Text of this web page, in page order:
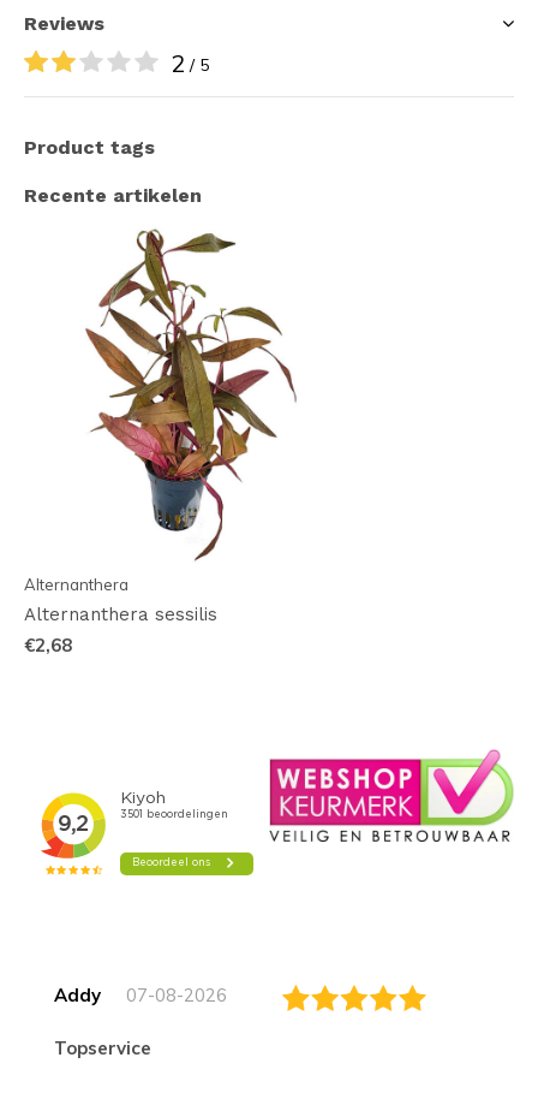
Reviews
2 / 5
Product tags
Recente artikelen
Alternanthera
Alternanthera sessilis
€2,68
Addy 07-08-2026
topservice